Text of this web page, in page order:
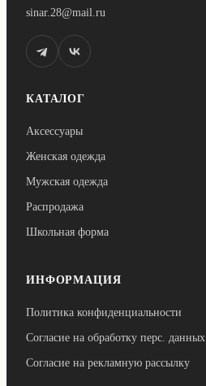
sinar.28@mail.ru
КАТАЛОГ
Аксессуары
Женская одежда
Мужская одежда
Распродажа
Школьная форма
ИНФОРМАЦИЯ
Политика конфиденциальности
Согласие на обработку перс. данных
Согласие на рекламную рассылку